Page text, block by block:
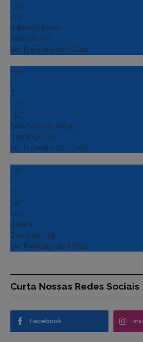
+37°
+21°
Altamira (Para)
Sábado, 08
Ver Previsão de 7 Dias
+36
°
C
+40°
+22°
Sao Felix do Xingu
Domingo, 09
Ver Previsão de 7 Dias
+33
°
C
+32°
+24°
Belém
Domingo, 09
Ver Previsão de 7 Dias
Curta Nossas Redes Sociais
Facebook